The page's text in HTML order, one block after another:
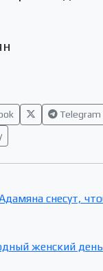
Telegram
снесут,
женский